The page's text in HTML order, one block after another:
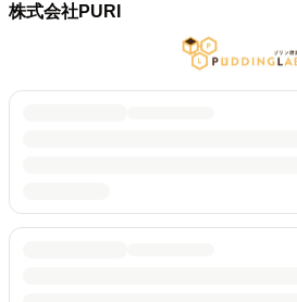
株式会社PURI